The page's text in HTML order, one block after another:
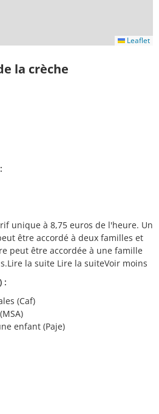
Leaflet
la crèche
unique à 8,75 euros de l'heure. Un
être accordé à deux familles et
peut être accordée à une famille
la suite Lire la suiteVoir moins
:
(Caf)
enfant (Paje)